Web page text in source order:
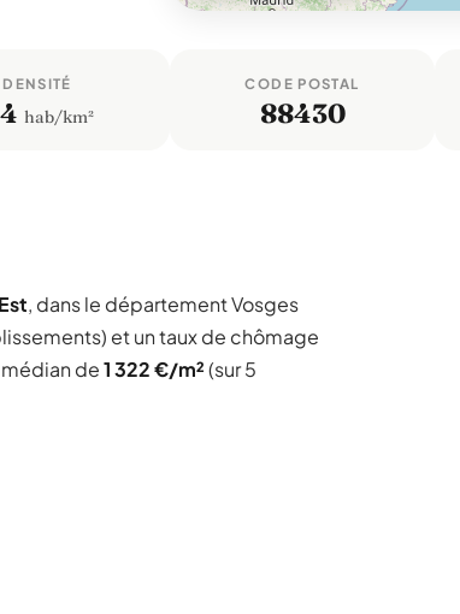
DENSITÉ
hab/km²
CODE POSTAL
88430
, dans le département Vosges
et un taux de chômage
de1 322 €/m²(sur 5